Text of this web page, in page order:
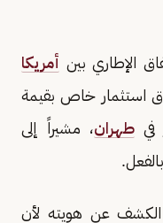
الإطاري بين أمريكا
استثمار خاص بقيمة
طهران، مشيراً إلى
عن هويته لأن